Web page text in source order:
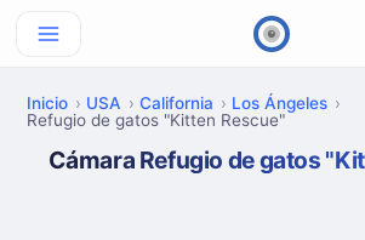
Inicio USA California
Los Ángeles
Refugio de gatos "Kitten Rescue"
Cámara Refugio de gatos